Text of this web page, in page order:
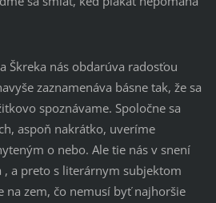
nás obdarúva radosťou
zaznamenáva básne tak, že sa
spoznávame. Spoločne sa
aspoň nakrátko, uveríme
o nebo. Ale tie nás v snení
, a preto s literárnym subjektom
na zem, čo nemusí byť najhoršie